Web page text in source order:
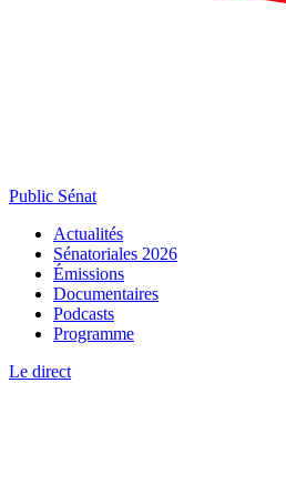
Public Sénat
Actualités
Sénatoriales 2026
Émissions
Documentaires
Podcasts
Programme
Le direct